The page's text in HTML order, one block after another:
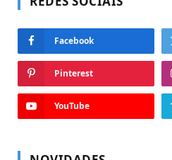
Facebook
Pinterest
YouTube